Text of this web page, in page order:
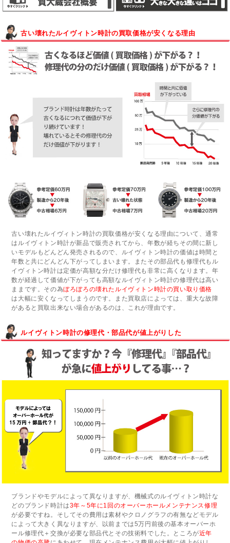
古い壊れたルイヴィトン時計の買取価格が安くなる理由
古い壊れたルイヴィトン時計の買取価格が安くなる理由について、通常
はルイヴィトン時計が新品で販売されてから、年数が経ちその間に新し
いモデルもどんどん発売されるので、ルイヴィトン時計の価値は時間と
年数と共にどんどん下がってしまいます。またその部品代も修理代もル
イヴィトン時計は定価が高額な分だけ修理代も非常に高くなります。年
数が経過して価値が下がっても高額なルイヴィトン時計の修理代は高い
ままです。その為ぼろぼろの壊れたルイヴィトン時計の買い取り価格
は大幅に安くなってしまうのです。また買取店によっては、重大な故障
があると買取出来ない場合があるのは、これが理由です。
ルイヴィトン時計の修理代・部品代が値上がりした
ブランドやモデルによって異なりますが、機械式のルイヴィトン時計な
どのブランド時計は3年～5年に1回のオーバーホールメンテナンス修理
が必要ですね。そしてその費用は素材やクロノグラフの有無などモデル
によって大きく異なりますが、以前までは5万円前後の基本オーバーホ
ール修理代＋交換が必要な部品代とその技術料でした。ところが近年